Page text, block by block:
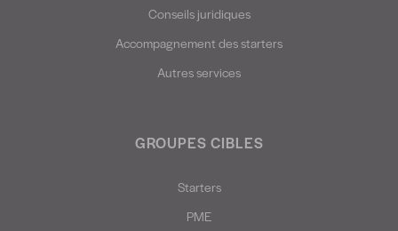
Conseils juridiques
Accompagnement des starters
Autres services
GROUPES CIBLES
Starters
PME